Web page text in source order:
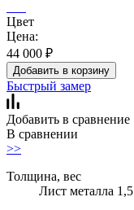
Цвет
Цена:
44 000 ₽
Добавить в корзину
Быстрый замер
Добавить в сравнение
В сравнении
>>
Толщина, вес
Лист металла